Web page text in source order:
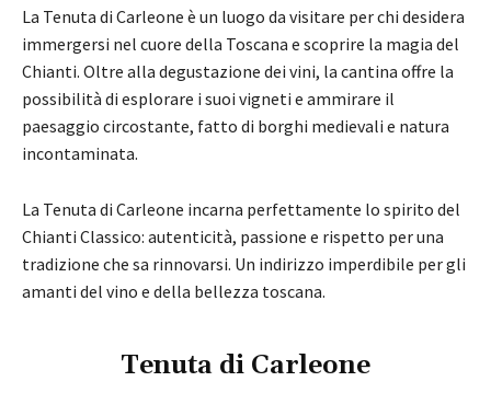
La Tenuta di Carleone è un luogo da visitare per chi desidera
immergersi nel cuore della Toscana e scoprire la magia del
Chianti. Oltre alla degustazione dei vini, la cantina offre la
possibilità di esplorare i suoi vigneti e ammirare il
paesaggio circostante, fatto di borghi medievali e natura
incontaminata.
La Tenuta di Carleone incarna perfettamente lo spirito del
Chianti Classico: autenticità, passione e rispetto per una
tradizione che sa rinnovarsi. Un indirizzo imperdibile per gli
amanti del vino e della bellezza toscana.
Tenuta di Carleone